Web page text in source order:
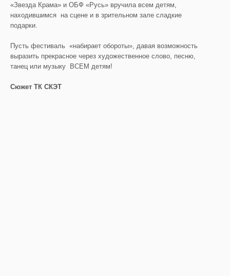
«Звезда Крама» и ОБФ «Русь» вручила всем детям,
находившимся на сцене и в зрительном зале сладкие
подарки.
Пусть фестиваль «набирает обороты», давая возможность
выразить прекрасное через художественное слово, песню,
танец или музыку ВСЕМ детям!
Сюжет ТК СКЭТ